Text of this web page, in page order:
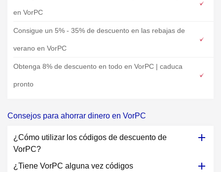
en VorPC
Consigue un 5% - 35% de descuento en las rebajas de
verano en VorPC
Obtenga 8% de descuento en todo en VorPC | caduca
pronto
Consejos para ahorrar dinero en VorPC
¿Cómo utilizar los códigos de descuento de
VorPC?
¿Tiene VorPC alguna vez códigos